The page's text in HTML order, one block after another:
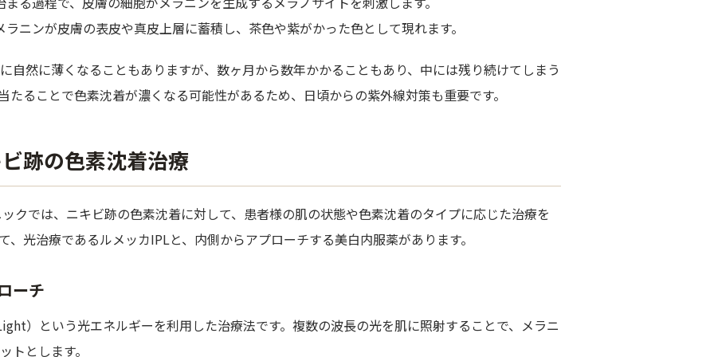
のお悩み
ニンが皮膚の表皮や真皮上層に蓄積し、茶色や紫がかった色として現れます。
自然に薄くなることもありますが、数ヶ月から数年かかることもあり、中には残り続けてしまう
たることで色素沈着が濃くなる可能性があるため、日頃からの紫外線対策も重要です。
跡の色素沈着治療
クでは、ニキビ跡の色素沈着に対して、患者様の肌の状態や色素沈着のタイプに応じた治療を
、光治療であるルメッカIPLと、内側からアプローチする美白内服薬があります。
ーチ
）という光エネルギーを利用した治療法です。複数の波長の光を肌に照射することで、メラニ
トとします。